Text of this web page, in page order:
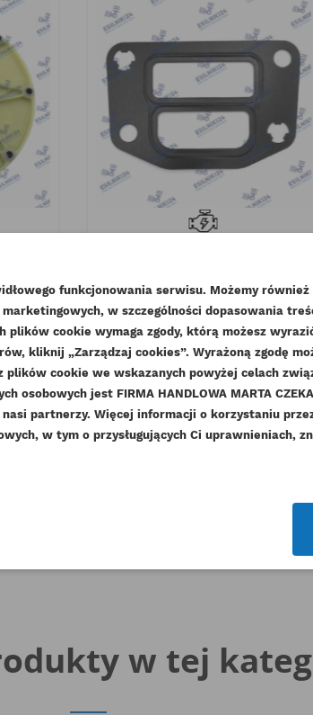
ŻYCZEŃ
ŻYCZEŃ
by zapisać produkty na swojej liście życzeń.
C4.4...
Indeks 225-7944-ORG
Dostępny
12,30 złBrutto
10,00 zł
w tej
funkcjonowania serwisu. Możemy
w szczególności dopasowania
cookie wymaga zgody, którą możesz
kliknij „Zarządzaj cookies”. Wyrażoną zgodę
cookie we wskazanych powyżej celach
jest FIRMA HANDLOWA MARTA
partnerzy. Więcej informacji o korzystaniu
w tym o przysługujących Ci uprawnieniach,